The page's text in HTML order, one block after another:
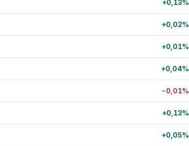
+0,13%
+0,02%
+0,01%
+0,04%
-0,01%
+0,13%
+0,05%